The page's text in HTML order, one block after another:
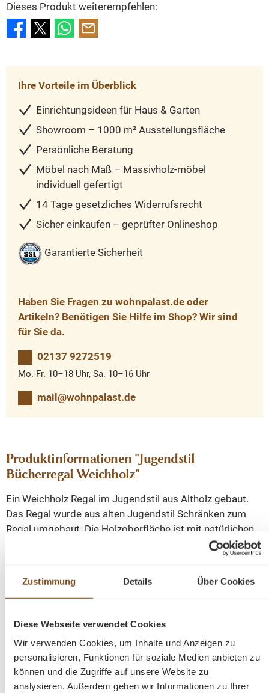
Zustimmung Details Über Cookies
Diese Webseite verwendet Cookies
Wir verwenden Cookies, um Inhalte und Anzeigen zu
personalisieren, Funktionen für soziale Medien anbieten zu
können und die Zugriffe auf unsere Website zu
analysieren. Außerdem geben wir Informationen zu Ihrer
Dieses Produkt weiterempfehlen:
Ihre Vorteile im Überblick
Einrichtungsideen für Haus & Garten
Showroom – 1000 m² Ausstellungsfläche
Persönliche Beratung
Möbel nach Maß – Massivholz-möbel
individuell gefertigt
14 Tage gesetzliches Widerrufsrecht
Sicher einkaufen – geprüfter Onlineshop
Garantierte Sicherheit
Haben Sie Fragen zu wohnpalast.de oder
Artikeln? Benötigen Sie Hilfe im Shop? Wir sind
für Sie da.
02137 9272519
Mo.-Fr. 10–18 Uhr, Sa. 10–16 Uhr
mail@wohnpalast.de
Produktinformationen "Jugendstil
Bücherregal Weichholz"
Ein Weichholz Regal im Jugendstil aus Altholz gebaut.
Das Regal wurde aus alten Jugendstil Schränken zum
Regal umgebaut. Die Holzoberfläche ist mit natürlichen
4 Fachböden verstellbar
Die Abmessungen: ca. Höhe: 182 cm, Breite: 90 cm,
Tiefe: 41 cm.
Fragen zum Produkt?